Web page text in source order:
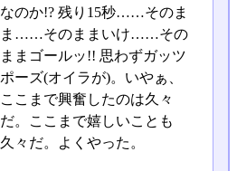
なのか!? 残り15秒……そのま
ま……そのままいけ……その
ままゴールッ!! 思わずガッツ
ポーズ(オイラが)。いやぁ、
ここまで興奮したのは久々
だ。ここまで嬉しいことも
久々だ。よくやった。